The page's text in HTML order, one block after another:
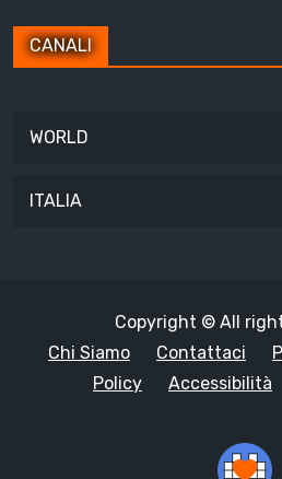
CANALI
WORLD
ITALIA
Copyright © All
Chi Siamo
Contattaci
Policy
Accessibilità